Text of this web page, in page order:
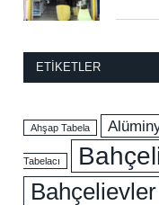
ETIKETLER
Ahşap Tabela
Tabelacı
Bahçelievler